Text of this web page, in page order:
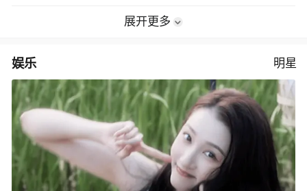
展开更多
娱乐 明星